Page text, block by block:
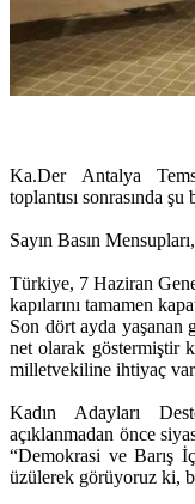
Ka.Der Antalya
toplantısı sonrasında
Sayın Basın Mensupları,
Türkiye, 7 Haziran
kapılarını tamamen
Son dört ayda yaşanan
net olarak göstermiştir
milletvekiline ihtiyaç
Kadın Adayları
açıklanmadan önce
“Demokrasi ve Barış
üzülerek görüyoruz ki,